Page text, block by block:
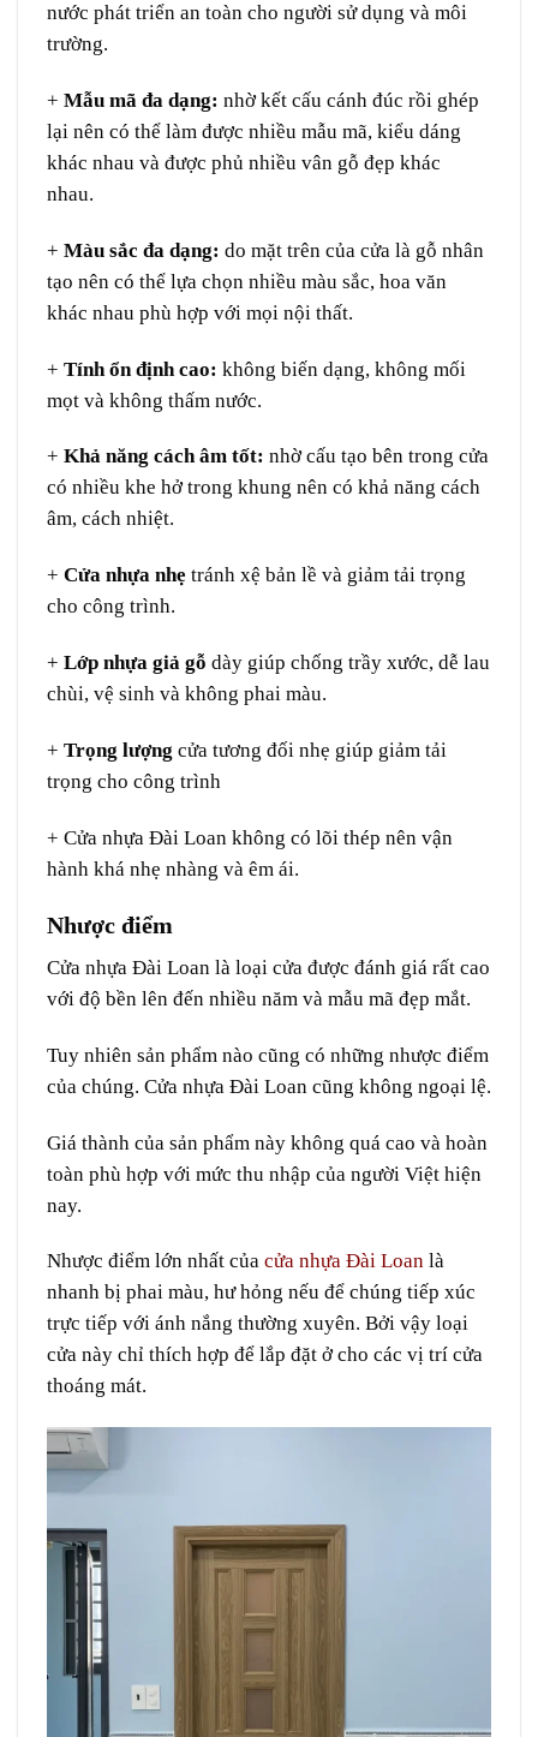
nước phát triển an toàn cho người sử dụng và môi
trường.
+ Mẫu mã đa dạng: nhờ kết cấu cánh đúc rồi ghép
lại nên có thể làm được nhiều mẫu mã, kiểu dáng
khác nhau và được phủ nhiều vân gỗ đẹp khác
nhau.
+ Màu sắc đa dạng: do mặt trên của cửa là gỗ nhân
tạo nên có thể lựa chọn nhiều màu sắc, hoa văn
khác nhau phù hợp với mọi nội thất.
+ Tính ổn định cao: không biến dạng, không mối
mọt và không thấm nước.
+ Khả năng cách âm tốt: nhờ cấu tạo bên trong cửa
có nhiều khe hở trong khung nên có khả năng cách
âm, cách nhiệt.
+ Cửa nhựa nhẹ tránh xệ bản lề và giảm tải trọng
cho công trình.
+ Lớp nhựa giả gỗ dày giúp chống trầy xước, dễ lau
chùi, vệ sinh và không phai màu.
+ Trọng lượng cửa tương đối nhẹ giúp giảm tải
trọng cho công trình
+ Cửa nhựa Đài Loan không có lõi thép nên vận
hành khá nhẹ nhàng và êm ái.
Nhược điểm
Cửa nhựa Đài Loan là loại cửa được đánh giá rất cao
với độ bền lên đến nhiều năm và mẫu mã đẹp mắt.
Tuy nhiên sản phẩm nào cũng có những nhược điểm
của chúng. Cửa nhựa Đài Loan cũng không ngoại lệ.
Giá thành của sản phẩm này không quá cao và hoàn
toàn phù hợp với mức thu nhập của người Việt hiện
nay.
Nhược điểm lớn nhất của cửa nhựa Đài Loan là
nhanh bị phai màu, hư hỏng nếu để chúng tiếp xúc
trực tiếp với ánh nắng thường xuyên. Bởi vậy loại
cửa này chỉ thích hợp để lắp đặt ở cho các vị trí cửa
thoáng mát.